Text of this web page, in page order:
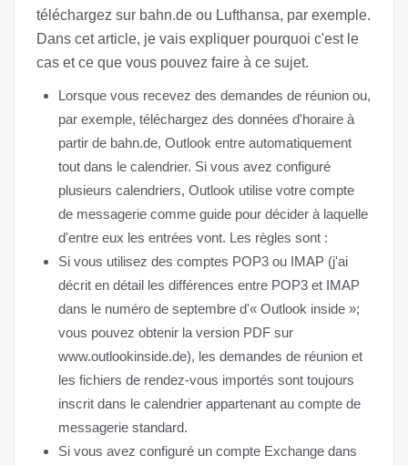
téléchargez sur bahn.de ou Lufthansa, par exemple.
Dans cet article, je vais expliquer pourquoi c'est le
cas et ce que vous pouvez faire à ce sujet.
Lorsque vous recevez des demandes de réunion ou,
par exemple, téléchargez des données d'horaire à
partir de bahn.de, Outlook entre automatiquement
tout dans le calendrier. Si vous avez configuré
plusieurs calendriers, Outlook utilise votre compte
de messagerie comme guide pour décider à laquelle
d'entre eux les entrées vont. Les règles sont :
Si vous utilisez des comptes POP3 ou IMAP (j'ai
décrit en détail les différences entre POP3 et IMAP
dans le numéro de septembre d'« Outlook inside »;
vous pouvez obtenir la version PDF sur
www.outlookinside.de), les demandes de réunion et
les fichiers de rendez-vous importés sont toujours
inscrit dans le calendrier appartenant au compte de
messagerie standard.
Si vous avez configuré un compte Exchange dans